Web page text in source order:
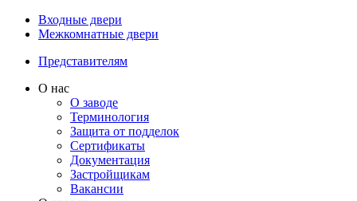
Входные двери
Межкомнатные двери
Представителям
О нас
О заводе
Терминология
Защита от подделок
Сертификаты
Документация
Застройщикам
Вакансии